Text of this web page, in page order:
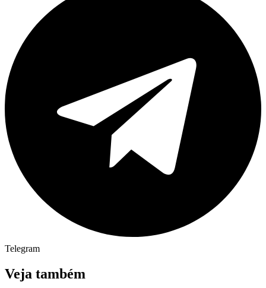
Telegram
Veja também